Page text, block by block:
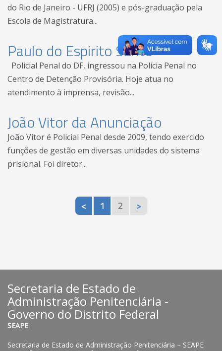
do Rio de Janeiro - UFRJ (2005) e pós-graduação pela
Escola de Magistratura...
Paulo do Espirito Santo
Policial Penal do DF, ingressou na Polícia Penal no
Centro de Detenção Provisória. Hoje atua no
atendimento à imprensa, revisão...
João Vitor da Anunciação
João Vitor é Policial Penal desde 2009, tendo exercido
funções de gestão em diversas unidades do sistema
prisional. Foi diretor...
< 1 2 >
Secretaria de Estado de
Administração Penitenciária -
Governo do Distrito Federal
SEAPE
Secretaria de Estado de Administração Penitenciária – SEAPE